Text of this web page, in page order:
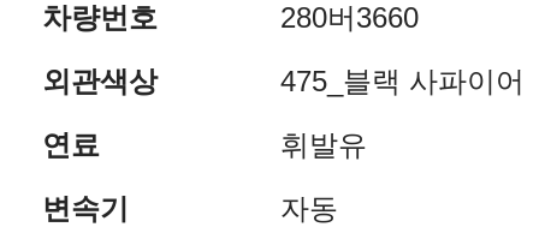
차량번호
280버3660
외관색상
475_블랙 사파이어
연료
휘발유
변속기
자동